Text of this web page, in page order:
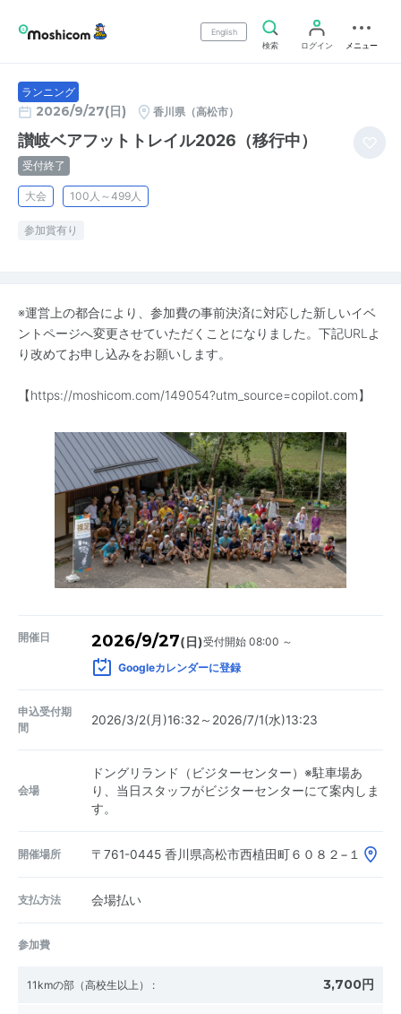
English
検索
ログイン メニュー
ランニング
2026/9/27(日) 香川県（高松市）
讃岐ベアフットトレイル2026（移行中）
受付終了
大会 100人～499人
参加賞有り
※運営上の都合により、参加費の事前決済に対応した新しいイベ
ントページへ変更させていただくことになりました。下記URLよ
り改めてお申し込みをお願いします。
【https://moshicom.com/149054?utm_source=copilot.com】
開催日 2026/9/27(日)受付開始 08:00 ～
Googleカレンダーに登録
申込受付期
間
2026/3/2(月)16:32～2026/7/1(水)13:23
会場
ドングリランド（ビジターセンター）※駐車場あ
り、当日スタッフがビジターセンターにて案内しま
す。
開催場所 〒761-0445 香川県高松市西植田町６０８２−１
支払方法 会場払い
参加費
11kmの部（高校生以上） : 3,700円